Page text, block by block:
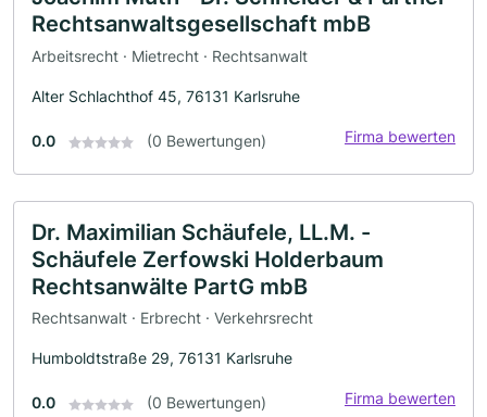
Rechtsanwaltsgesellschaft mbB
Arbeitsrecht · Mietrecht · Rechtsanwalt
Alter Schlachthof 45, 76131 Karlsruhe
0.0 (0 Bewertungen) Firma bewerten
Dr. Maximilian Schäufele, LL.M. -
Schäufele Zerfowski Holderbaum
Rechtsanwälte PartG mbB
Rechtsanwalt · Erbrecht · Verkehrsrecht
Humboldtstraße 29, 76131 Karlsruhe
0.0 (0 Bewertungen) Firma bewerten